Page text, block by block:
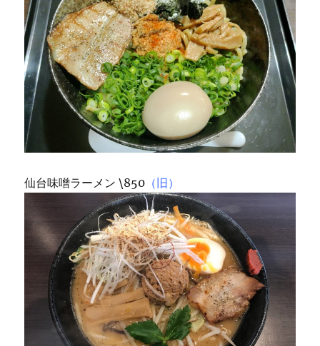
仙台味噌ラーメン \850 （旧）